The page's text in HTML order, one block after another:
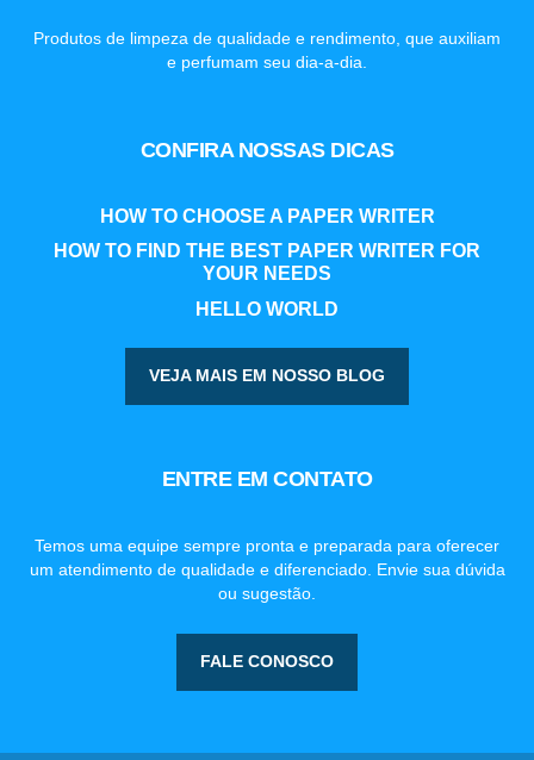
Produtos de limpeza de qualidade e rendimento, que auxiliam
e perfumam seu dia-a-dia.
CONFIRA NOSSAS DICAS
HOW TO CHOOSE A PAPER WRITER
HOW TO FIND THE BEST PAPER WRITER FOR
YOUR NEEDS
HELLO WORLD
VEJA MAIS EM NOSSO BLOG
ENTRE EM CONTATO
Temos uma equipe sempre pronta e preparada para oferecer
um atendimento de qualidade e diferenciado. Envie sua dúvida
ou sugestão.
FALE CONOSCO